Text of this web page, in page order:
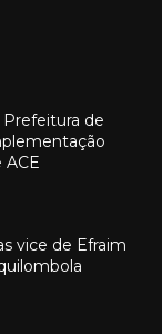
Prefeitura de
ACE
vice de Efraim